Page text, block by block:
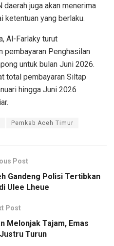
juga akan menerima
ketentuan yang berlaku.
Al-Farlaky turut
pembayaran Penghasilan
untuk bulan Juni 2026.
total pembayaran Siltap
hingga Juni 2026
Pemkab Aceh Timur
Post
Gandeng Polisi Tertibkan
Ulee Lheue
Post
Melonjak Tajam, Emas
Turun